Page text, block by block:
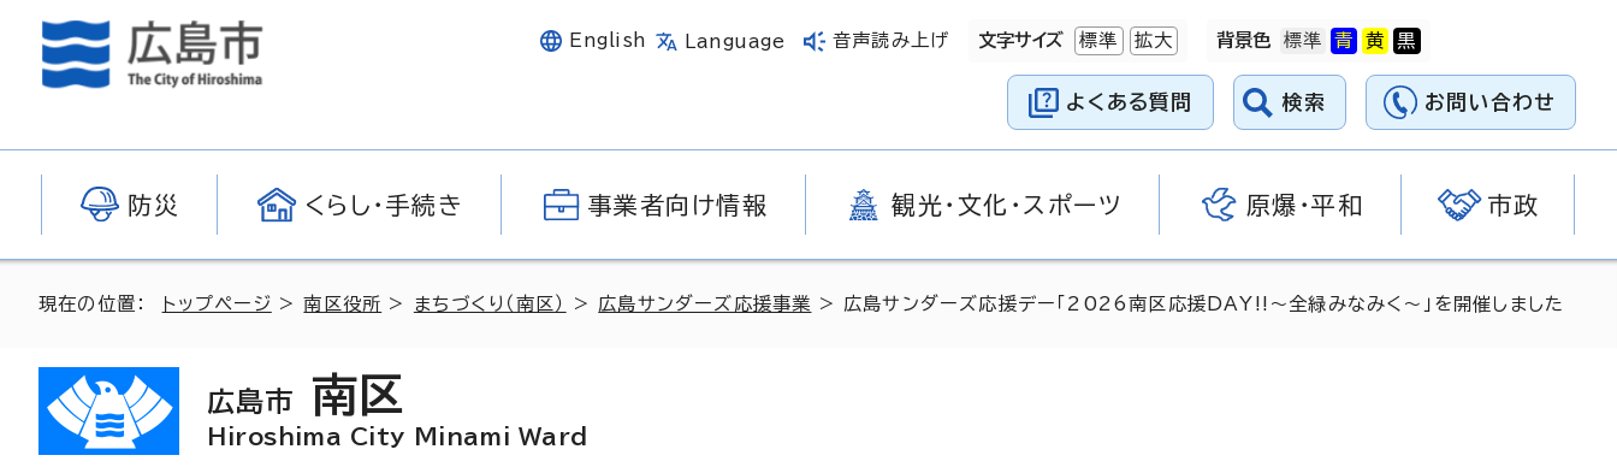
English Language 音声読み上げ 文字サイズ 標準 拡大 背景色
よくある質問 検索 お問い合わせ
防災 くらし・手続き 事業者向け情報 観光・文化・スポーツ 原爆・平和 市政
現在の位置： トップページ >南区役所 > まちづくり（南区） > 広島サンダーズ応援事業 > 広島サンダーズ応援デー「2026南区応援DAY!!～全緑みなみく～」を開催しました
広島市 南区
Hiroshima City Minami Ward